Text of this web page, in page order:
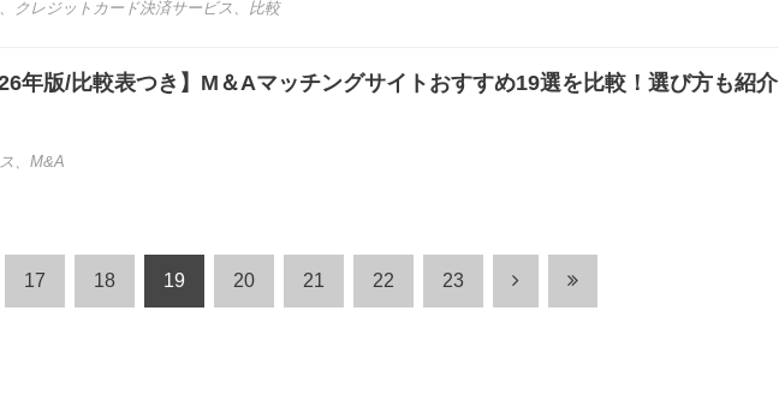
、 クレジットカード決済サービス 比較
年版/比較表つき】M＆Aマッチングサイトおすすめ19選を比較！選び方も紹介
M&A
17 18 19 20 21 22 23